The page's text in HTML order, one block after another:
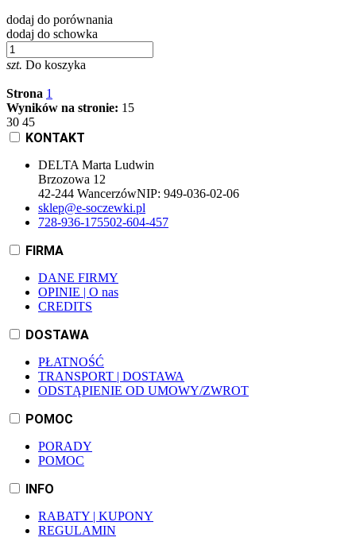
dodaj do porównania
dodaj do schowka
szt. Do koszyka
Strona 1
Wyników na stronie: 15
30 45
KONTAKT
DELTA Marta Ludwin
Brzozowa 12
42-244 WancerzówNIP: 949-036-02-06
sklep@e-soczewki.pl
728-936-175502-604-457
FIRMA
DANE FIRMY
OPINIE | O nas
CREDITS
DOSTAWA
PŁATNOŚĆ
TRANSPORT | DOSTAWA
ODSTĄPIENIE OD UMOWY/ZWROT
POMOC
PORADY
POMOC
INFO
RABATY | KUPONY
REGULAMIN